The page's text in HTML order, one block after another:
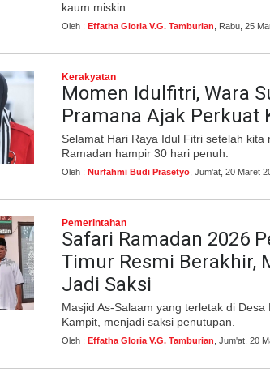
kaum miskin.
Oleh : Effatha Gloria V.G. Tamburian , Rabu, 25
Kerakyatan
Momen Idulfitri, Wara
Pramana Ajak Perkuat
Selamat Hari Raya Idul Fitri setelah kita
Ramadan hampir 30 hari penuh.
Oleh : Nurfahmi Budi Prasetyo , Jum'at, 20 Maret
Pemerintahan
Safari Ramadan 2026
Timur Resmi Berakhir,
Jadi Saksi
Masjid As-Salaam yang terletak di
Kampit, menjadi saksi penutupan.
Oleh : Effatha Gloria V.G. Tamburian , Jum'at, 20